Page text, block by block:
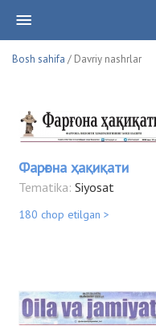
Bosh sahifa / Davriy nashrlar
Фарғона ҳақиқати
Tematika: Siyosat
180 chop etilgan >